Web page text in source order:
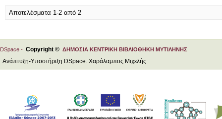
Αποτελέσματα 1-2 από 2
DSpace - Copyright © ΔΗΜΟΣΙΑ ΚΕΝΤΡΙΚΗ ΒΙΒΛΙΟΘΗΚΗ ΜΥΤΙΛΗΝΗΣ
Ανάπτυξη-Υποστήριξη DSpace: Χαράλαμπος Μιχελής